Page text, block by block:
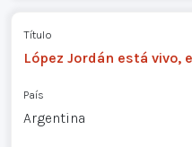
Título
López Jordán está vivo,
País
Argentina